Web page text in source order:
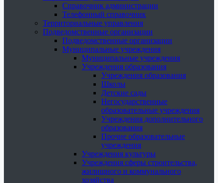
Справочник администрации
Телефонный справочник
Территориальные управления
Подведомственные организации
Подведомственные организации
Муниципальные учреждения
Муниципальные учреждения
Учреждения образования
Учреждения образования
Школы
Детские сады
Негосударственные
образовательные учреждения
Учреждения дополнительного
образования
Прочие образовательные
учреждения
Учреждения культуры
Учреждения сферы строительства,
жилищного и коммунального
хозяйства